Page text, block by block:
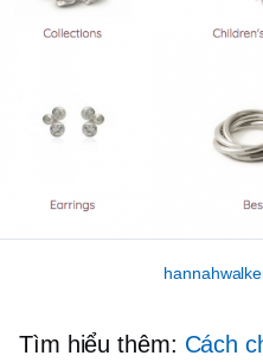
Tìm hiểu thêm: Cách